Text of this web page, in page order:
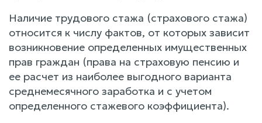
Наличие трудового стажа (страхового стажа)
относится к числу фактов, от которых зависит
возникновение определенных имущественных
прав граждан (права на страховую пенсию и
ее расчет из наиболее выгодного варианта
среднемесячного заработка и с учетом
определенного стажевого коэффициента).